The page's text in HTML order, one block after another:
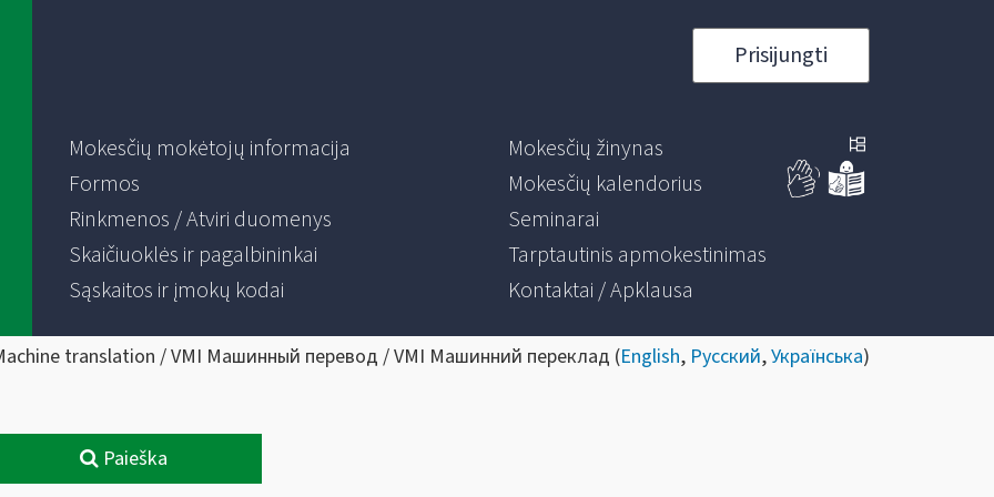
Prisijungti
Mokesčių mokėtojų informacija
Formos
Rinkmenos / Atviri duomenys
Skaičiuoklės ir pagalbininkai
Sąskaitos ir įmokų kodai
Mokesčių žinynas
Mokesčių kalendorius
Seminarai
Tarptautinis apmokestinimas
Kontaktai / Apklausa
translation / VMI Машинный перевод / VMI Машинний переклад (English, Русский,Українська)
Paieška